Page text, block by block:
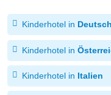
Kinderhotel in
Kinderhotel in
Kinderhotel in Italien